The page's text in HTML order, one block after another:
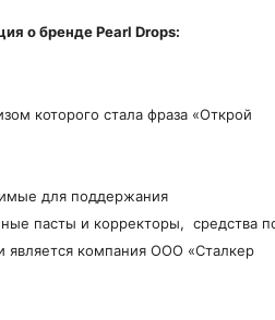
о брендеPearl Drops:
которого стала фраза «Открой
для поддержания
пасты и корректоры, средства
является компания ООО «Сталкер